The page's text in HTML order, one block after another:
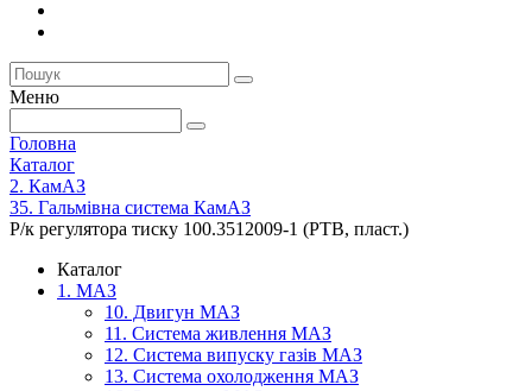
Меню
Головна
Каталог
2. КамАЗ
35. Гальмівна система КамАЗ
Р/к регулятора тиску 100.3512009-1 (РТВ, пласт.)
Каталог
1. МАЗ
10. Двигун МАЗ
11. Система живлення МАЗ
12. Система випуску газів МАЗ
13. Система охолодження МАЗ